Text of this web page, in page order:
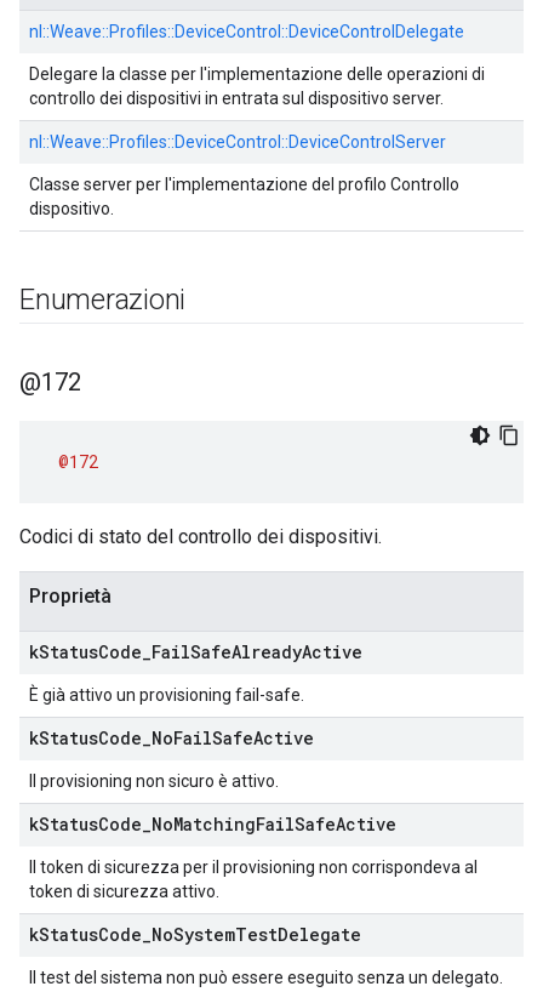
nl::Weave::Profiles::DeviceControl::DeviceControlDelegate
Delegare la classe per l'implementazione delle operazioni di
controllo dei dispositivi in entrata sul dispositivo server.
nl::Weave::Profiles::DeviceControl::DeviceControlServer
Classe server per l'implementazione del profilo Controllo
dispositivo.
Enumerazioni
@172
@172
Codici di stato del controllo dei dispositivi.
Proprietà
kStatusCode FailSafeAlreadyActive
È già attivo un provisioning fail-safe.
kStatusCode NoFailSafeActive
Il provisioning non sicuro è attivo.
kStatusCode NoMatchingFailSafeActive
Il token di sicurezza per il provisioning non corrispondeva al
token di sicurezza attivo.
kStatusCode NoSystemTestDelegate
Il test del sistema non può essere eseguito senza un delegato.